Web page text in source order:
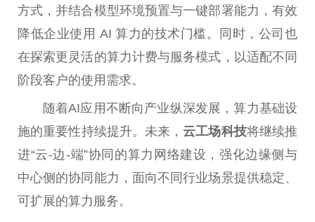
方式，并结合模型环境预置与一键部署能力，有效
降低企业使用 AI 算力的技术门槛。同时，公司也
在探索更灵活的算力计费与服务模式，以适配不同
阶段客户的使用需求。
随着AI应用不断向产业纵深发展，算力基础设
施的重要性持续提升。未来， 云工场科技将继续推
进“云-边-端”协同的算力网络建设，强化边缘侧与
中心侧的协同能力，面向不同行业场景提供稳定、
可扩展的算力服务。